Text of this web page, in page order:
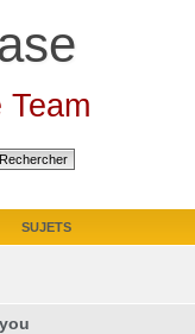
Team
SUJETS